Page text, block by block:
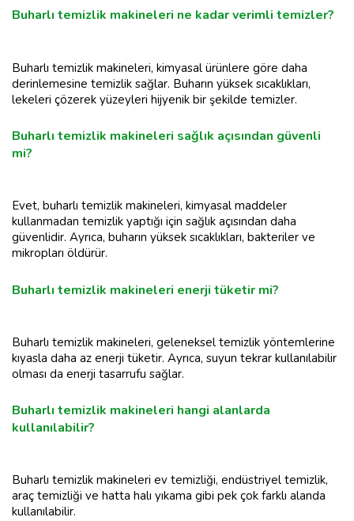
Buharlı temizlik makineleri ne kadar verimli temizler?
Buharlı temizlik makineleri, kimyasal ürünlere göre daha
derinlemesine temizlik sağlar. Buharın yüksek sıcaklıkları,
lekeleri çözerek yüzeyleri hijyenik bir şekilde temizler.
Buharlı temizlik makineleri sağlık açısından güvenli
mi?
Evet, buharlı temizlik makineleri, kimyasal maddeler
kullanmadan temizlik yaptığı için sağlık açısından daha
güvenlidir. Ayrıca, buharın yüksek sıcaklıkları, bakteriler ve
mikropları öldürür.
Buharlı temizlik makineleri enerji tüketir mi?
Buharlı temizlik makineleri, geleneksel temizlik yöntemlerine
kıyasla daha az enerji tüketir. Ayrıca, suyun tekrar kullanılabilir
olması da enerji tasarrufu sağlar.
Buharlı temizlik makineleri hangi alanlarda
kullanılabilir?
Buharlı temizlik makineleri ev temizliği, endüstriyel temizlik,
araç temizliği ve hatta halı yıkama gibi pek çok farklı alanda
kullanılabilir.